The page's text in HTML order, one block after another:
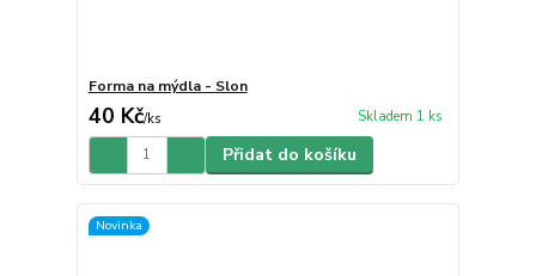
Forma na mýdla - Slon
40 Kč/ks Skladem 1 ks
Přidat do košíku
Novinka